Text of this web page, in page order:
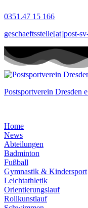
Inhalt
0351.47 15 166
geschaeftsstelle[at]post-
Postsportverein Dresden
Home
News
Abteilungen
Badminton
Fußball
Gymnastik & Kindersport
Leichtathletik
Orientierungslauf
Rollkunstlauf